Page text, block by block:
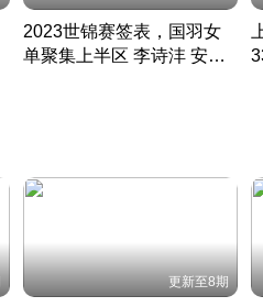
2023世锦赛签表，国羽女
单聚集上半区 李诗沣 安赛
更新至8期